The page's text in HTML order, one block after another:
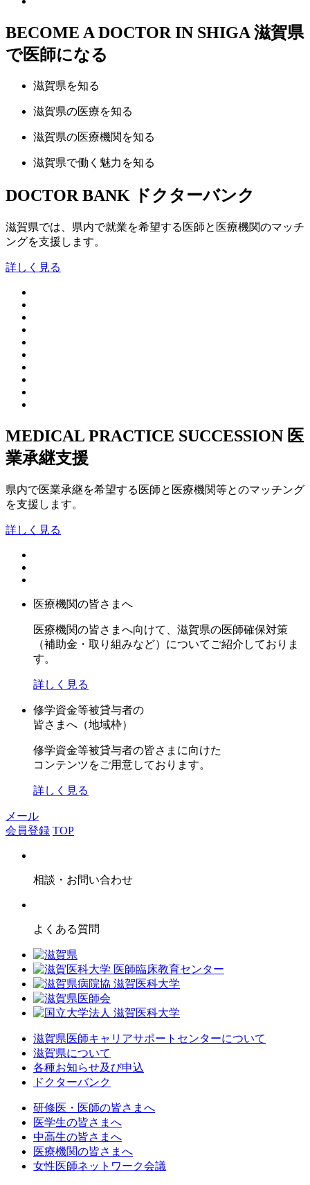
BECOME A DOCTOR IN SHIGA 滋賀県
で医師になる
滋賀県を知る
滋賀県の医療を知る
滋賀県の医療機関 を知る
滋賀県で働く魅力 を知る
DOCTOR BANK ドクターバンク
滋賀県では、県内で就業を希望する医師と医療機関のマッチ
ングを支援します。
詳しく見る
MEDICAL PRACTICE SUCCESSION 医
業承継支援
県内で医業承継を希望する医師と医療機関等とのマッチング
を支援します。
詳しく見る
医療機関の皆さまへ
医療機関の皆さまへ向けて、滋賀県の医師確保対策
（補助金・取り組みなど）についてご紹介しておりま
す。
詳しく見る
修学資金等被貸与者の
皆さまへ（地域枠）
修学資金等被貸与者の皆さまに向けた
コンテンツをご用意しております。
詳しく見る
メール
会員登録 TOP
相談・お問い合わせ
よくある質問
滋賀県医師キャリアサポートセンターについて
滋賀県について
各種お知らせ及び申込
ドクターバンク
研修医・医師の皆さまへ
医学生の皆さまへ
中高生の皆さまへ
医療機関の皆さまへ
女性医師ネットワーク会議